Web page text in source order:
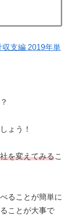
支編 2019年単
ょう！
を変えてみるこ
ることが簡単に
ことが大事で